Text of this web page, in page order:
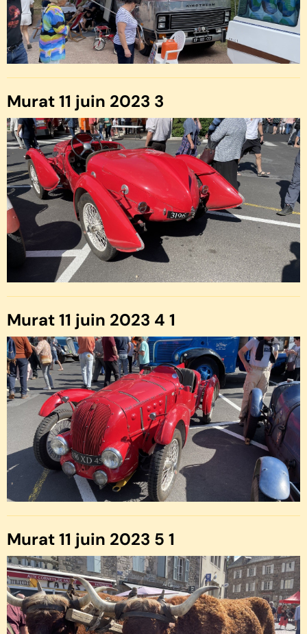
Murat 11 juin 2023 3
Murat 11 juin 2023 4 1
Murat 11 juin 2023 5 1